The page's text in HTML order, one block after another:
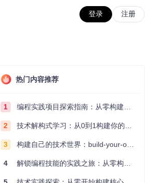
登录 注册
热门内容推荐
1 编程实践项目探索指南：从零构建技术能力体系
2 技术解构式学习：从0到1构建你的编程知识体系
3 构建自己的技术世界：build-your-own-x项目的实践探索指南
4 解锁编程技能的实践之旅：从零构建你的技术世界